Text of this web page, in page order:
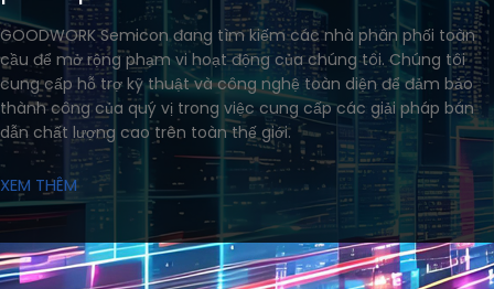
GOODWORK Semicon đang tìm kiếm các nhà phân phối toàn
cầu để mở rộng phạm vi hoạt động của chúng tôi. Chúng tôi
cung cấp hỗ trợ kỹ thuật và công nghệ toàn diện để đảm bảo
thành công của quý vị trong việc cung cấp các giải pháp bán
dẫn chất lượng cao trên toàn thế giới.
XEM THÊM